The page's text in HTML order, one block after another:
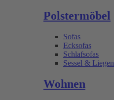
Polstermöbel
Sofas
Ecksofas
Schlafsofas
Sessel & Liegen
Wohnen